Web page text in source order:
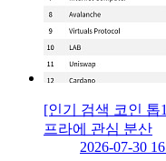
[인기 검색 코인 톱
프라에 관심 분산
2026-07-30